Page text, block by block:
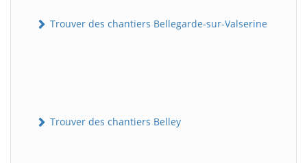
Trouver des chantiers Bellegarde-sur-Valserine
Trouver des chantiers Belley